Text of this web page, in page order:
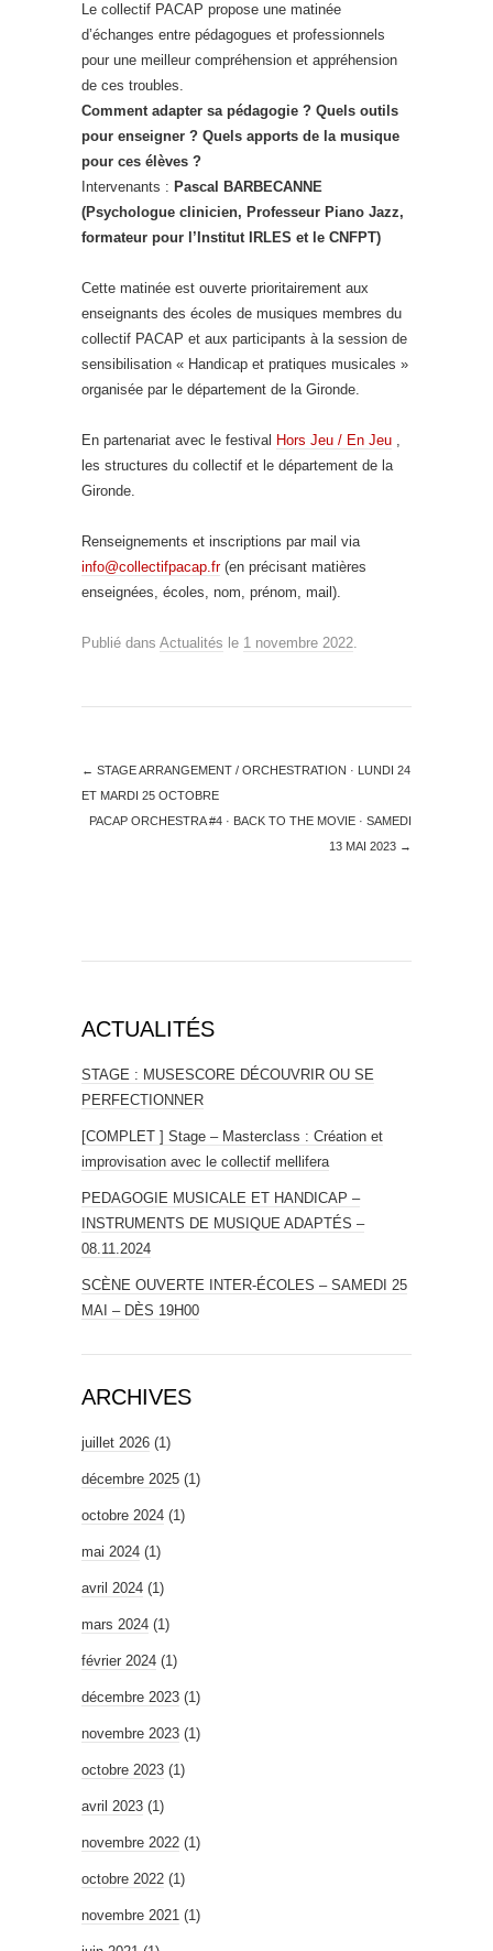
Le collectif PACAP propose une matinée
d’échanges entre pédagogues et professionnels
pour une meilleur compréhension et appréhension
de ces troubles.
Comment adapter sa pédagogie ? Quels outils
pour enseigner ? Quels apports de la musique
pour ces élèves ?
Intervenants : Pascal BARBECANNE
(Psychologue clinicien, Professeur Piano Jazz,
formateur pour l’Institut IRLES et le CNFPT)
Cette matinée est ouverte prioritairement aux
enseignants des écoles de musiques membres du
collectif PACAP et aux participants à la session de
sensibilisation « Handicap et pratiques musicales »
organisée par le département de la Gironde.
En partenariat avec le festival Hors Jeu / En Jeu ,
les structures du collectif et le département de la
Gironde.
Renseignements et inscriptions par mail via
info@collectifpacap.fr(en précisant matières
enseignées, écoles, nom, prénom, mail).
Publié dans Actualités le 1 novembre 2022.
← STAGE ARRANGEMENT / ORCHESTRATION · LUNDI 24
ET MARDI 25 OCTOBRE
PACAP ORCHESTRA #4 · BACK TO THE MOVIE · SAMEDI
13 MAI 2023 →
ACTUALITÉS
STAGE : MUSESCORE DÉCOUVRIR OU SE
PERFECTIONNER
[COMPLET ] Stage – Masterclass : Création et
improvisation avec le collectif mellifera
PEDAGOGIE MUSICALE ET HANDICAP –
INSTRUMENTS DE MUSIQUE ADAPTÉS –
08.11.2024
SCÈNE OUVERTE INTER-ÉCOLES – SAMEDI 25
MAI – DÈS 19H00
ARCHIVES
juillet 2026 (1)
décembre 2025 (1)
octobre 2024 (1)
mai 2024 (1)
avril 2024 (1)
mars 2024 (1)
février 2024 (1)
décembre 2023 (1)
novembre 2023 (1)
octobre 2023 (1)
avril 2023 (1)
novembre 2022 (1)
octobre 2022 (1)
novembre 2021 (1)